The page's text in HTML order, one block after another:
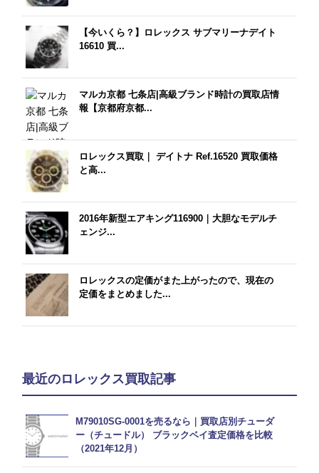
【今いくら？】ロレックス サブマリーナデイト
16610 買...
マルカ京都 七条店|高級ブランド時計の買取店情
報【京都府京都...
ロレックス買取｜ デイトナ Ref.16520 買取価格
と高...
2016年新型エアキング116900｜大胆なモデルチ
ェンジ...
ロレックスの定価がまた上がったので、現在の
定価をまとめました...
最近のロレックス買取記事
M79010SG-0001を売るなら｜買取店別チューダ
ー（チュードル） ブラックベイ査定価格を比較
（2021年12月）